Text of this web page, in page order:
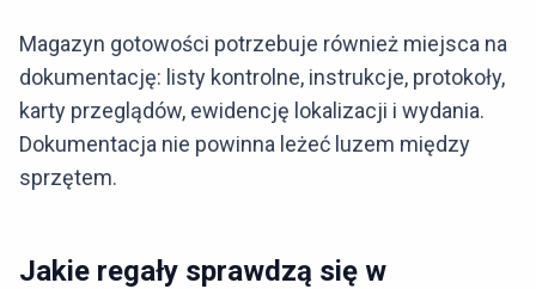
Magazyn gotowości potrzebuje również miejsca na
dokumentację: listy kontrolne, instrukcje, protokoły,
karty przeglądów, ewidencję lokalizacji i wydania.
Dokumentacja nie powinna leżeć luzem między
sprzętem.
Jakie regały sprawdzą się w